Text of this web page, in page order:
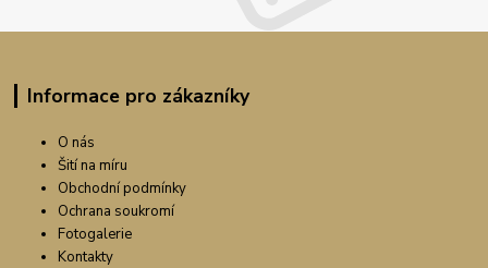
Informace pro zákazníky
O nás
Šití na míru
Obchodní podmínky
Ochrana soukromí
Fotogalerie
Kontakty